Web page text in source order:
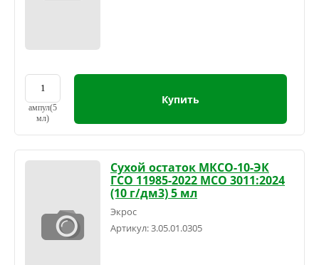
ампул(5
мл)
Купить
Сухой остаток МКСО-10-ЭК
ГСО 11985-2022 МСО 3011:2024
(10 г/дм3) 5 мл
Экрос
Артикул:3.05.01.0305